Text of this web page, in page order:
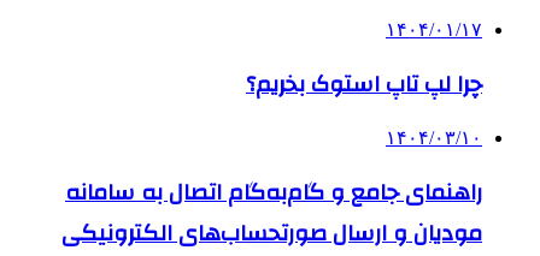
۱۴۰۴/۰۱/۱۷
چرا لپ تاپ استوک بخریم؟
۱۴۰۴/۰۳/۱۰
راهنمای جامع و گام‌به‌گام اتصال به سامانه
مودیان و ارسال صورتحساب‌های الکترونیکی